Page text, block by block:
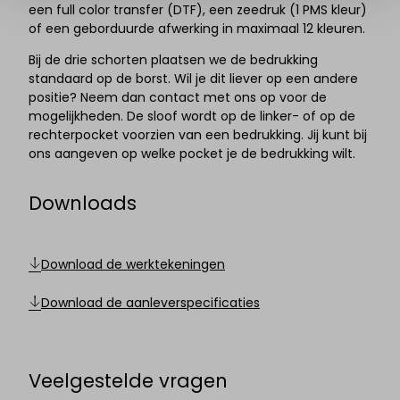
een full color transfer (DTF), een zeedruk (1 PMS kleur)
of een geborduurde afwerking in maximaal 12 kleuren.
Bij de drie schorten plaatsen we de bedrukking
standaard op de borst. Wil je dit liever op een andere
positie? Neem dan contact met ons op voor de
mogelijkheden. De sloof wordt op de linker- of op de
rechterpocket voorzien van een bedrukking. Jij kunt bij
ons aangeven op welke pocket je de bedrukking wilt.
Downloads
Download de werktekeningen
Download de aanleverspecificaties
Veelgestelde vragen